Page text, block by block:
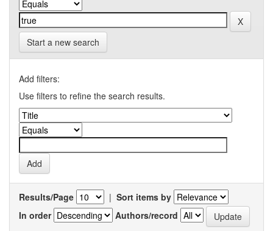
Start a new search
Add filters:
Use filters to refine the search results.
Results/Page | Sort items by
In order
Authors/record